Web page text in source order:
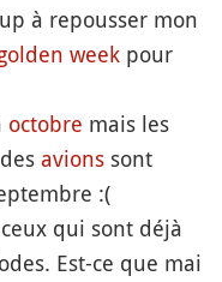
à repousser mon
week pour
octobre mais les
avions sont
:(
qui sont déjà
Est-ce que mai